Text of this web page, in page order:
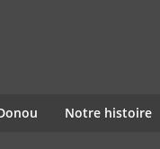
Notre histoire